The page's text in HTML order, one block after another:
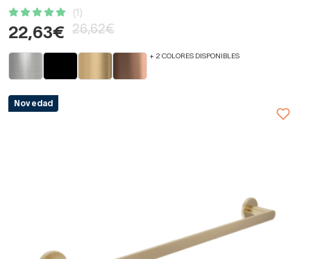
(1)
22,63€ 26,62€
+ 2 COLORES DISPONIBLES
Novedad